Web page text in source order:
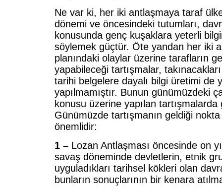
Ne var ki, her iki antlaşmaya taraf
dönemi ve öncesindeki tutumları,
konusunda genç kuşaklara yeterli
söylemek güçtür. Öte yandan her iki
planındaki olaylar üzerine tarafların
yapabileceği tartışmalar,
tarihi belgelere dayalı bilgi üretimi de
yapılmamıştır. Bunun günümüzdeki
konusu üzerine yapılan
Günümüzde tartışmanın geldiği nokta
önemlidir:
1 – Lozan Antlaşması öncesinde on
savaş döneminde devletlerin, etnik
uyguladıkları tarihsel kökleri olan
bunların sonuçlarının bir kenara